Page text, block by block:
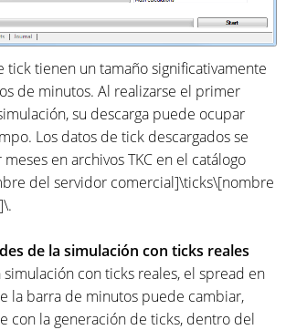
tick tienen un tamaño significativamente
de minutos. Al realizarse el primer
su descarga puede ocupar
Los datos de tick descargados se
en archivos TKC en el catálogo
del servidor comercial]\ticks\[nombre
de la simulación con ticks reales
simulación con ticks reales, el spread en
la barra de minutos puede cambiar,
con la generación de ticks, dentro del